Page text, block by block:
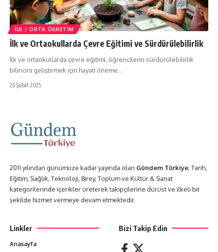
İLK / ORTA ÖĞRETIM
İlk ve Ortaokullarda Çevre Eğitimi ve Sürdürülebilirlik
İlk ve ortaokullarda çevre eğitimi, öğrencilerin sürdürülebilirlik
bilincini geliştirmek için hayati öneme…
23 Şubat 2025
2011 yılından günümüze kadar yayında olan Gündem Türkiye; Tarih,
Eğitim, Sağlık, Teknoloji, Birey, Toplum ve Kültür & Sanat
kategorilerinde içerikler üreterek takipçilerine dürüst ve ilkeli bir
şekilde hizmet vermeye devam etmektedir.
Linkler
Anasayfa
Bizi Takip Edin